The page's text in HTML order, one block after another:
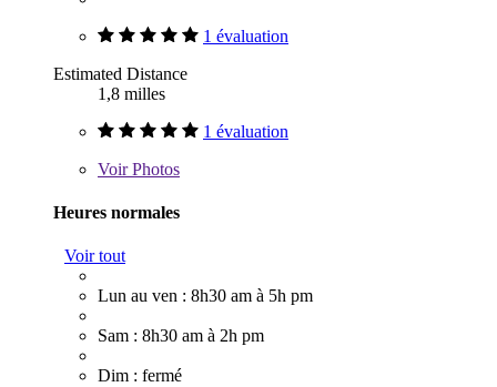
1 évaluation
Estimated Distance
1,8 milles
1 évaluation
VoirPhotos
Heures normales
Voir tout
Lun au ven : 8h30 am à 5h pm
Sam : 8h30 am à 2h pm
Dim : fermé